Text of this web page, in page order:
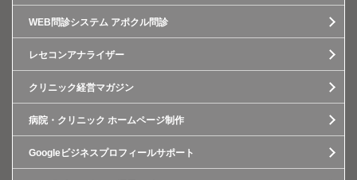
WEB問診システム アポクル問診
レセコンアナライザー
クリニック経営マガジン
病院・クリニック ホームページ制作
Googleビジネスプロフィールサポート